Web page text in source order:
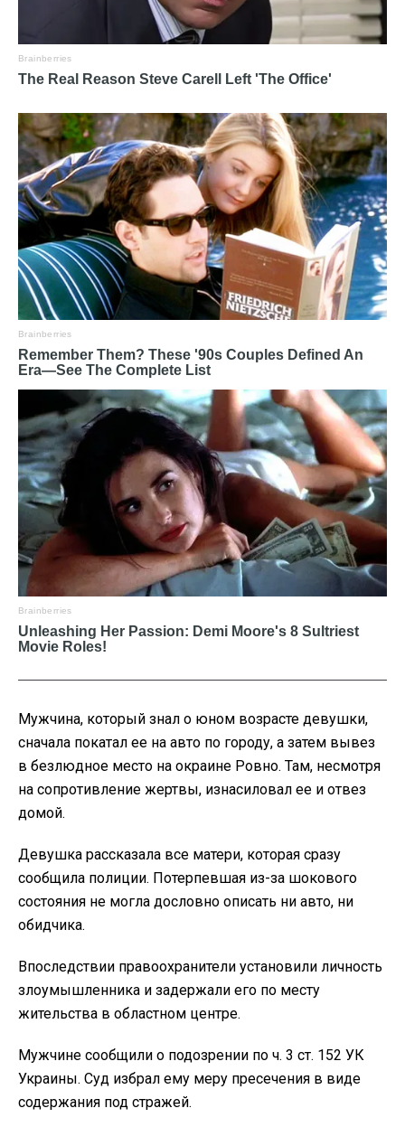
Мужчина, который знал о юном возрасте девушки,
сначала покатал ее на авто по городу, а затем вывез
в безлюдное место на окраине Ровно. Там, несмотря
на сопротивление жертвы, изнасиловал ее и отвез
домой.
Девушка рассказала все матери, которая сразу
сообщила полиции. Потерпевшая из-за шокового
состояния не могла дословно описать ни авто, ни
обидчика.
Впоследствии правоохранители установили личность
злоумышленника и задержали его по месту
жительства в областном центре.
Мужчине сообщили о подозрении по ч. 3 ст. 152 УК
Украины. Суд избрал ему меру пресечения в виде
содержания под стражей.